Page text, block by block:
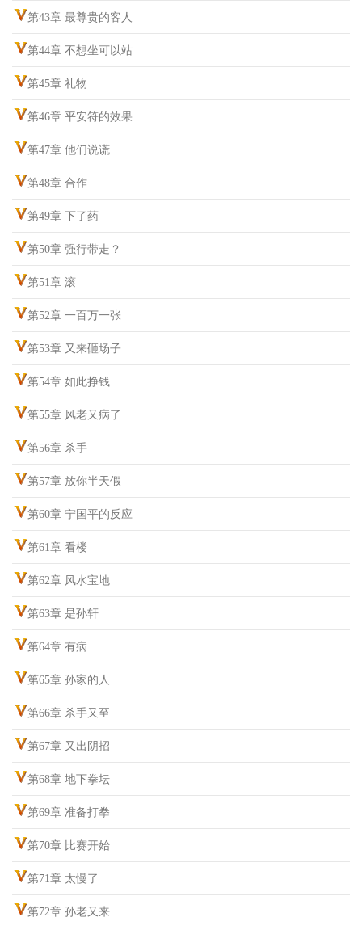
第43章 最尊贵的客人
第44章 不想坐可以站
第45章 礼物
第46章 平安符的效果
第47章 他们说谎
第48章 合作
第49章 下了药
第50章 强行带走？
第51章 滚
第52章 一百万一张
第53章 又来砸场子
第54章 如此挣钱
第55章 风老又病了
第56章 杀手
第57章 放你半天假
第60章 宁国平的反应
第61章 看楼
第62章 风水宝地
第63章 是孙轩
第64章 有病
第65章 孙家的人
第66章 杀手又至
第67章 又出阴招
第68章 地下拳坛
第69章 准备打拳
第70章 比赛开始
第71章 太慢了
第72章 孙老又来